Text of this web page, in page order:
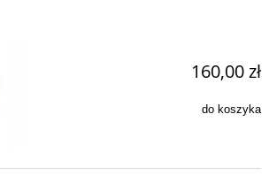
160,00 zł
do koszyka